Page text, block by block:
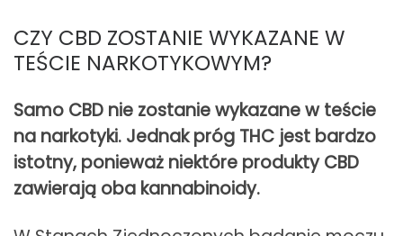
CZY CBD ZOSTANIE WYKAZANE W
TEŚCIE NARKOTYKOWYM?
Samo CBD nie zostanie wykazane w teście
na narkotyki. Jednak próg THC jest bardzo
istotny, ponieważ niektóre produkty CBD
zawierają oba kannabinoidy.